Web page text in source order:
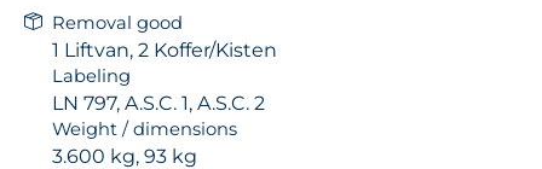
Removal good
1 Liftvan, 2 Koffer/Kisten
Labeling
LN 797, A.S.C. 1, A.S.C. 2
Weight / dimensions
3.600 kg, 93 kg